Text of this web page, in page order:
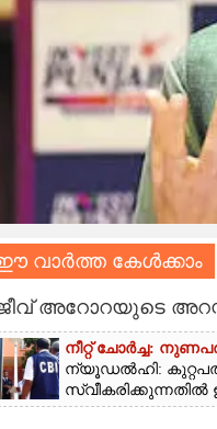
വാർത്ത കേൾക്കാം
അറോറയുടെ
നീറ്റ് ചോർച്ച:
ന്യൂഡൽഹി:
സ്വീകരിക്കുന്നതിൽ